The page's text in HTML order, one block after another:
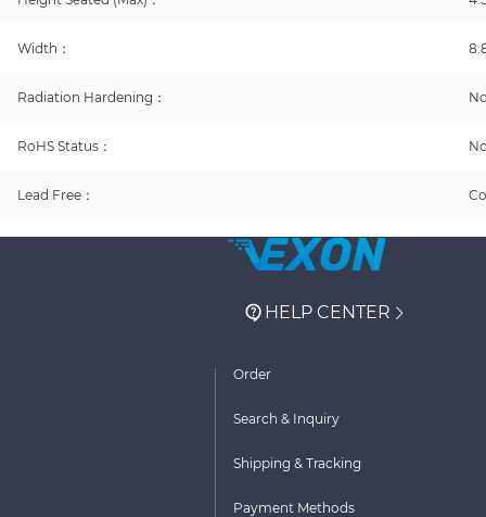
Width：
Radiation Hardening：
RoHS Status：
Lead Free：
HELP CENTER
Order
Search & Inquiry
Shipping & Tracking
Payment Methods